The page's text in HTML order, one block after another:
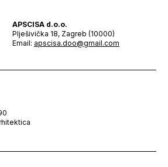
APSCISA d.o.o.
Plješivička 18, Zagreb (10000)
Email: apscisa.doo@gmail.com